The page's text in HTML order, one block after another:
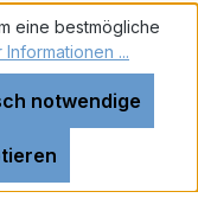
eine bestmögliche
Informationen ...
notwendige